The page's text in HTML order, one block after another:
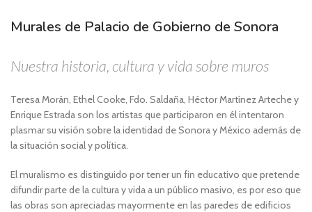
Murales de Palacio de Gobierno de Sonora
Nuestra historia, cultura y vida sobre muros
Teresa Morán, Ethel Cooke, Fdo. Saldaña, Héctor Martínez Arteche y
Enrique Estrada son los artistas que participaron en él intentaron
plasmar su visión sobre la identidad de Sonora y México además de
la situación social y política.
El muralismo es distinguido por tener un fin educativo que pretende
difundir parte de la cultura y vida a un público masivo, es por eso que
las obras son apreciadas mayormente en las paredes de edificios